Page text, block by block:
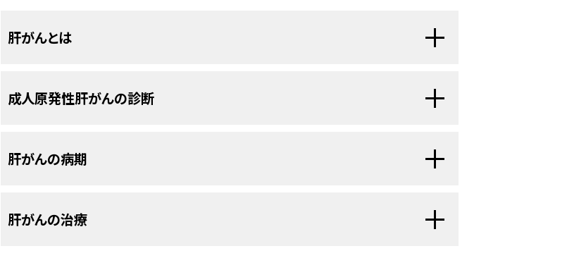
肝がんとは
原発性肝がんは、肝臓の組織の中に悪性（がん）細胞ができる疾患です。他の部位で発
生し、肝臓に転移したがんは原発性肝がんではありません。肝臓は体内で最も大きな臓
食物に含まれる脂肪の消化を助ける
成人原発性肝がんの診断
の発見と診断には、肝臓と血液を調べる検査法が用いられます。具体的には以
下のような検査が行われますが、ここに記載されている検査が常にすべて行われるわけ
行われる可能性がある検査や手技は次の通りです：
肝がんの病期
の病期について説明しています：病期は体内におけるがん
の程度を表すものです。肝がんの病期を知ることは、最善の治療を計画する役に立ちま
肝がんの治療